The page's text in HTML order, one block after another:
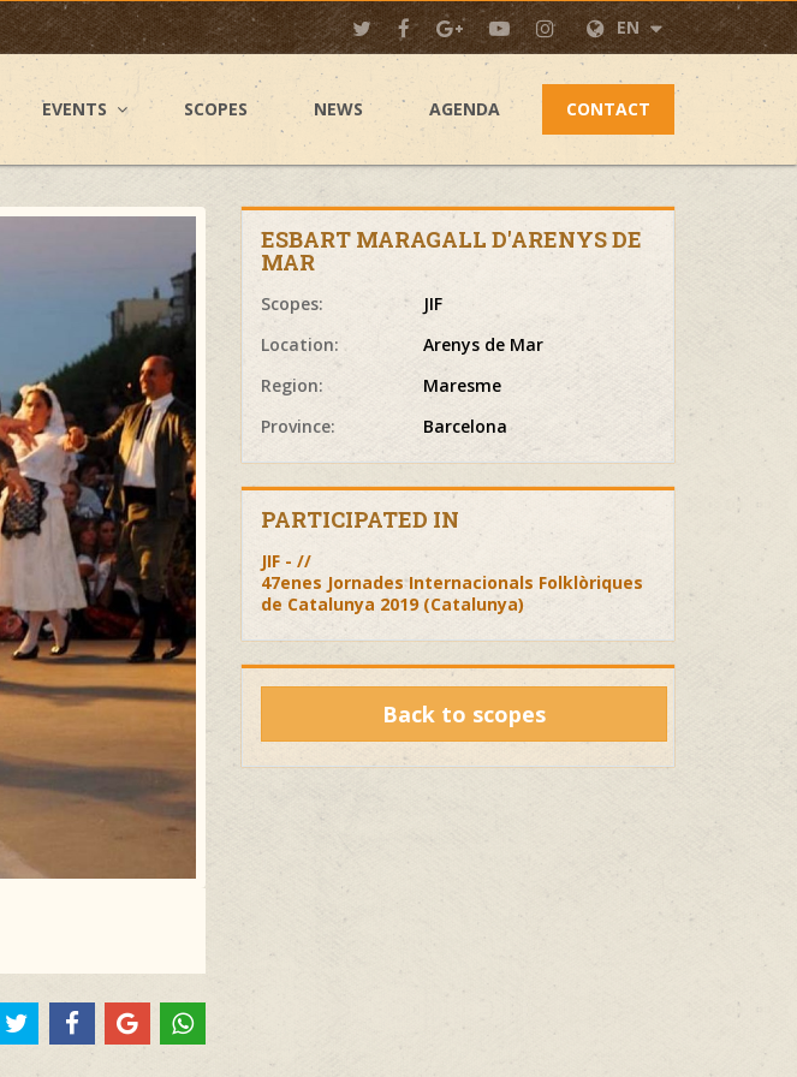
EN
EVENTS SCOPES NEWS AGENDA CONTACT
ESBART MARAGALL D'ARENYS DE
MAR
Scopes:
JIF
Location:
Arenys de Mar
Region:
Maresme
Province:
Barcelona
PARTICIPATED IN
JIF - //
47enes Jornades Internacionals Folklòriques
de Catalunya 2019 (Catalunya)
Back to scopes